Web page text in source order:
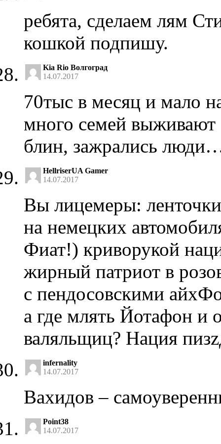
ребята, сделаем лям
кошкой подпишу.
Kia Rio Волгоград
14.07.2017
70тыс в месяц и мало
много семей
блин, зажрались
HellriserUA Gamer
14.07.2017
Вы лицемеры: ленточки
на немецких
Фиат!) криворукой
жирный патриот в
с пендосовскими
а где млять Йотафон и
валяльщиц? Нация
infernality
14.07.2017
Вахидов –
Point38
14.07.2017